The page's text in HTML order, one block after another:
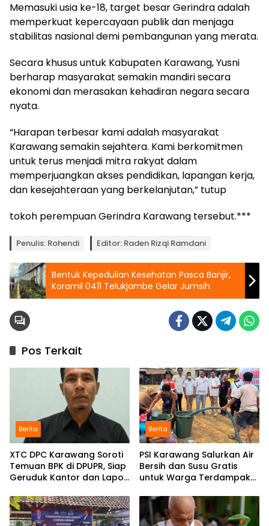
Memasuki usia ke-18, target besar Gerindra adalah
memperkuat kepercayaan publik dan menjaga
stabilitas nasional demi pembangunan yang merata.
Secara khusus untuk Kabupaten Karawang, Yusni
berharap masyarakat semakin mandiri secara
ekonomi dan merasakan kehadiran negara secara
nyata.
“Harapan terbesar kami adalah masyarakat
Karawang semakin sejahtera. Kami berkomitmen
untuk terus menjadi mitra rakyat dalam
memperjuangkan akses pendidikan, lapangan kerja,
dan kesejahteraan yang berkelanjutan,” tutup
tokoh perempuan Gerindra Karawang tersebut.***
Penulis: Rohendi Editor: Raden Rizqi Ramdani
Bentuk Kepedulian Kesehatan Pasca Banjir,
Koramil 0411 Telukjambe Gelar Jumsih
Pos Terkait
Berita
XTC DPC Karawang Soroti
Temuan BPK di DPUPR, Siap
Geruduk Kantor dan Lapor
Berita
PSI Karawang Salurkan Air
Bersih dan Susu Gratis
untuk Warga Terdampak
Selatan